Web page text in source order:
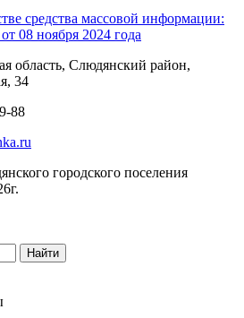
средства массовой информации:
08 ноября 2024 года
область, Слюдянский район,
34
88
городского поселения